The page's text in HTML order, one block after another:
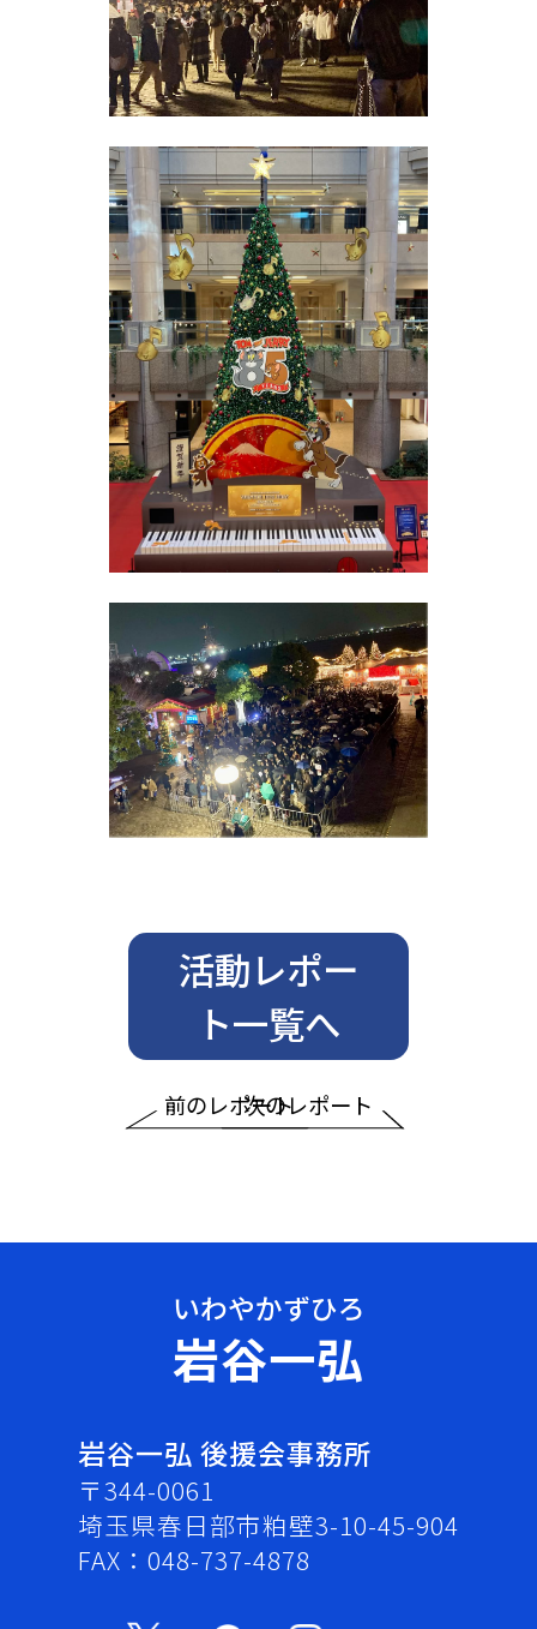
前のレポート
活動レポー
ト一覧へ
次のレポート
岩谷一弘
岩谷一弘 後援会事務所
〒344-0061
埼玉県春日部市粕壁3-10-45-904
FAX：048-737-4878